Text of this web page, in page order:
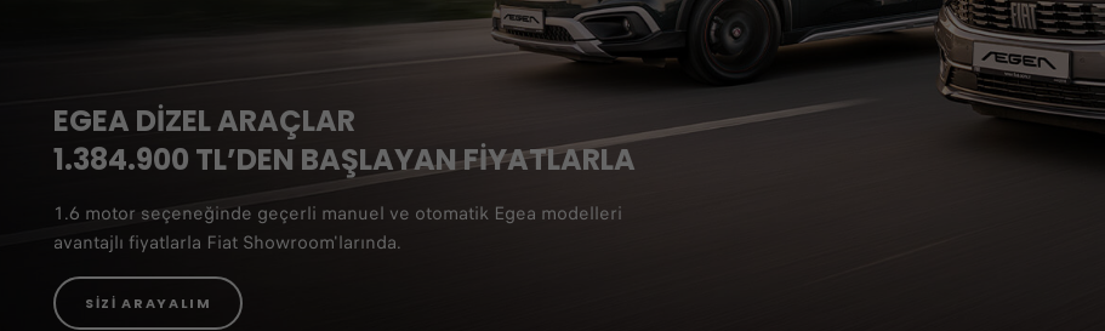
EGEA DİZEL ARAÇLAR
1.384.900 TL’DEN BAŞLAYAN FİYATLARLA
1.6 motor seçeneğinde geçerli manuel ve otomatik Egea modelleri
avantajlı fiyatlarla Fiat Showroom'larında.
SİZİ ARAYALIM